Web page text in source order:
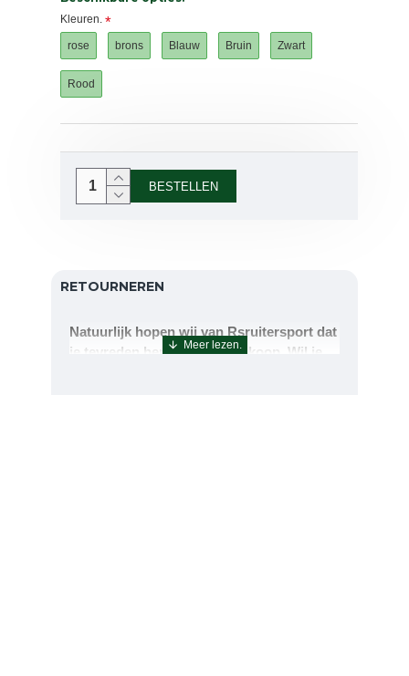
Kleuren.
rose brons Blauw Bruin Zwart
Rood
BESTELLEN
RETOURNEREN
Natuurlijk hopen wij van Rsruitersport dat
je tevreden bent met uw aankoop. Wil je